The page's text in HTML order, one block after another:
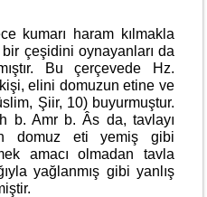
haram kılmakla
bir çeşidini oynayanları da
Bu çerçevede Hz.
elini domuzun etine ve
Şiir, 10) buyurmuştur.
b. Amr b. Âs da, tavlayı
domuz eti yemiş gibi
amacı olmadan tavla
yağlanmış gibi yanlış